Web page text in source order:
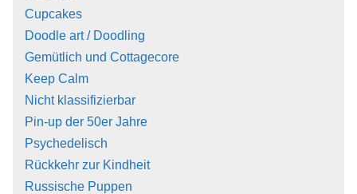
Cupcakes
Doodle art / Doodling
Gemütlich und Cottagecore
Keep Calm
Nicht klassifizierbar
Pin-up der 50er Jahre
Psychedelisch
Rückkehr zur Kindheit
Russische Puppen